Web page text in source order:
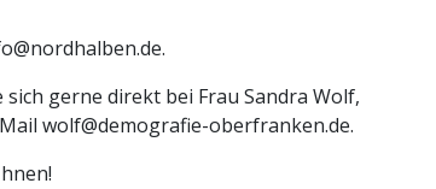
gerne direkt bei Frau Sandra Wolf,
wolf@demografie-oberfranken.de.